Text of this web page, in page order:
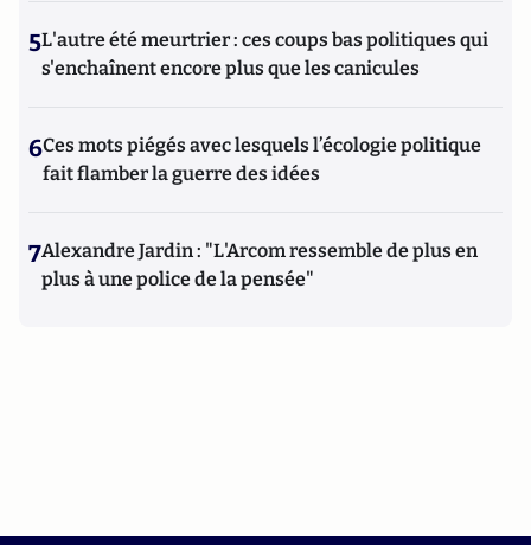
5L'autre été meurtrier : ces coups bas politiques qui
s'enchaînent encore plus que les canicules
6Ces mots piégés avec lesquels l’écologie politique
fait flamber la guerre des idées
7Alexandre Jardin : "L'Arcom ressemble de plus en
plus à une police de la pensée"